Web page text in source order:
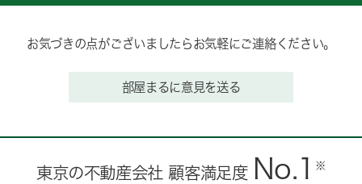
お気づきの点がございましたらお気軽にご連絡ください。
部屋まるに意見を送る
東京の不動産会社 顧客満足度 No.1 ※